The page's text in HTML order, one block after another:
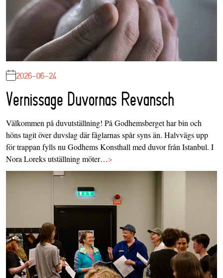
2026-06-24
Vernissage Duvornas Revansch
Välkommen på duvutställning! På Godhemsberget har bin och
höns tagit över duvslag där fåglarnas spår syns än. Halvvägs upp
för trappan fylls nu Godhems Konsthall med duvor från Istanbul. I
Nora Loreks utställning möter…>